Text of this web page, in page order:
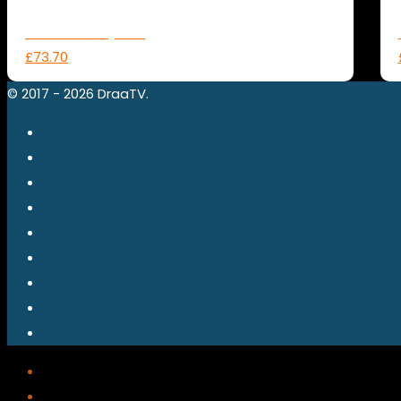
£73.70
© 2017 - 2026 DraaTV.